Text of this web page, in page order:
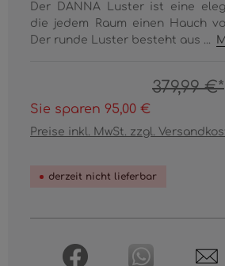
Der DANNA Luster ist eine
die jedem Raum einen Hauch
Der runde Luster besteht aus ...
379,99 €*
Sie sparen 95,00 €
Preise inkl. MwSt. zzgl.
derzeit nicht lieferbar